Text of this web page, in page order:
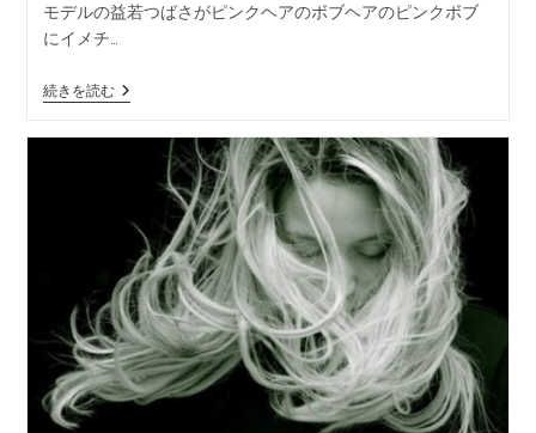
モデルの益若つばさがピンクヘアのボブヘアのピンクボブ
にイメチ…
続きを読む